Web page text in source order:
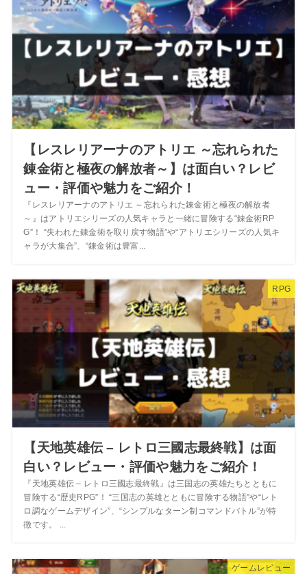
【レスレリアーナのアトリエ ～忘れられた
錬金術と極夜の解放者～】は面白い？レビ
ュー・評価や魅力をご紹介！
『レスレリアーナのアトリエ ～忘れられた錬金術と極夜の解放者
～』はアトリエシリーズの人気キャラと一緒に冒険する“錬金術RP
G”！ “失われた錬金術を取り戻す物語”や“アトリエシリーズの人気キ
ャラが大集合”、“錬金術は豊富...
RPG
【天地英雄伝 – レトロ三國志最終戦】は面
白い？レビュー・評価や魅力をご紹介！
『天地英雄伝 – レトロ三國志最終戦』は三国志の英雄たちとともに
冒険する“歴史RPG”！ “三国志の英雄とともに冒険する物語”や“レト
ロ調なゲームデザイン”、“シンプルなターン制コマンドバトル”が特
徴です。 ...
ゲームレビュー